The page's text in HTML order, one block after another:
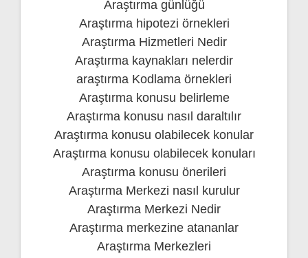
Araştırma günlüğü
Araştırma hipotezi örnekleri
Araştırma Hizmetleri Nedir
Araştırma kaynakları nelerdir
araştırma Kodlama örnekleri
Araştırma konusu belirleme
Araştırma konusu nasıl daraltılır
Araştırma konusu olabilecek konular
Araştırma konusu olabilecek konuları
Araştırma konusu önerileri
Araştırma Merkezi nasıl kurulur
Araştırma Merkezi Nedir
Araştırma merkezine atananlar
Araştırma Merkezleri